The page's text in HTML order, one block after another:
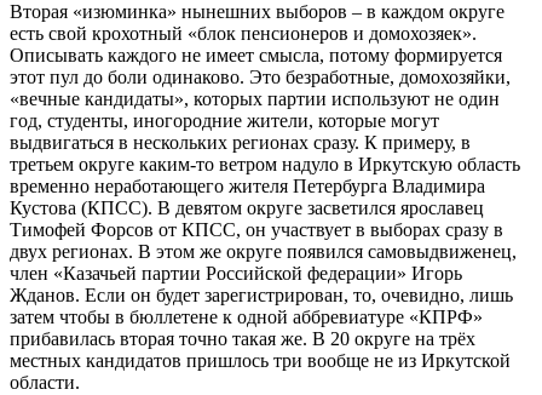
Вторая «изюминка» нынешних выборов – в каждом округе
есть свой крохотный «блок пенсионеров и домохозяек».
Описывать каждого не имеет смысла, потому формируется
этот пул до боли одинаково. Это безработные, домохозяйки,
«вечные кандидаты», которых партии используют не один
год, студенты, иногородние жители, которые могут
выдвигаться в нескольких регионах сразу. К примеру, в
третьем округе каким-то ветром надуло в Иркутскую область
временно неработающего жителя Петербурга Владимира
Кустова (КПСС). В девятом округе засветился ярославец
Тимофей Форсов от КПСС, он участвует в выборах сразу в
двух регионах. В этом же округе появился самовыдвиженец,
член «Казачьей партии Российской федерации» Игорь
Жданов. Если он будет зарегистрирован, то, очевидно, лишь
затем чтобы в бюллетене к одной аббревиатуре «КПРФ»
прибавилась вторая точно такая же. В 20 округе на трёх
местных кандидатов пришлось три вообще не из Иркутской
области.